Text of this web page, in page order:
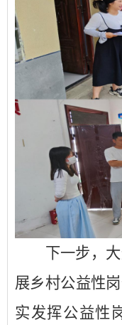
下一步，
展乡村公益性
实发挥公益性